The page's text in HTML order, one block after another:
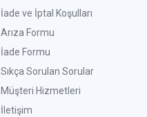
İade ve İptal Koşulları
Arıza Formu
İade Formu
Sıkça Sorulan Sorular
Müşteri Hizmetleri
İletişim